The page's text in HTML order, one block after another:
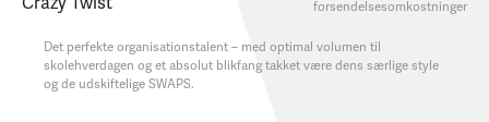
forsendelsesomkostninger
Det perfekte organisationstalent – med optimal volumen til
skolehverdagen og et absolut blikfang takket være dens særlige style
og de udskiftelige SWAPS.​